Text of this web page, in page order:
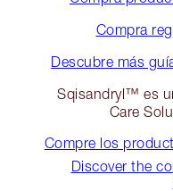
Compra
Descubre más
Sqisandryl™ es
Care
Compre los
Discover the